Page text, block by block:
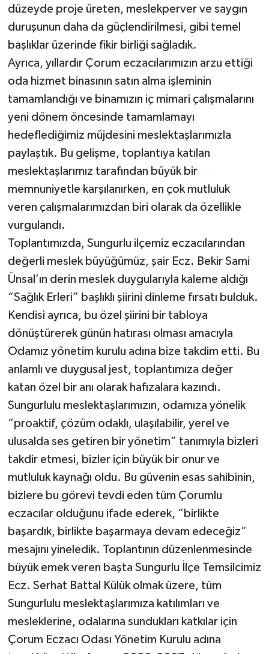
düzeyde proje üreten, meslekperver ve saygın
duruşunun daha da güçlendirilmesi, gibi temel
başlıklar üzerinde fikir birliği sağladık.
Ayrıca, yıllardır Çorum eczacılarımızın arzu ettiği
oda hizmet binasının satın alma işleminin
tamamlandığı ve binamızın iç mimari çalışmalarını
yeni dönem öncesinde tamamlamayı
hedeflediğimiz müjdesini meslektaşlarımızla
paylaştık. Bu gelişme, toplantıya katılan
meslektaşlarımız tarafından büyük bir
memnuniyetle karşılanırken, en çok mutluluk
veren çalışmalarımızdan biri olarak da özellikle
vurgulandı.
Toplantımızda, Sungurlu ilçemiz eczacılarından
değerli meslek büyüğümüz, şair Ecz. Bekir Sami
Ünsal’ın derin meslek duygularıyla kaleme aldığı
“Sağlık Erleri” başlıklı şiirini dinleme fırsatı bulduk.
Kendisi ayrıca, bu özel şiirini bir tabloya
dönüştürerek günün hatırası olması amacıyla
Odamız yönetim kurulu adına bize takdim etti. Bu
anlamlı ve duygusal jest, toplantımıza değer
katan özel bir anı olarak hafızalara kazındı.
Sungurlulu meslektaşlarımızın, odamıza yönelik
“proaktif, çözüm odaklı, ulaşılabilir, yerel ve
ulusalda ses getiren bir yönetim” tanımıyla bizleri
takdir etmesi, bizler için büyük bir onur ve
mutluluk kaynağı oldu. Bu güvenin esas sahibinin,
bizlere bu görevi tevdi eden tüm Çorumlu
eczacılar olduğunu ifade ederek, “birlikte
başardık, birlikte başarmaya devam edeceğiz”
mesajını yineledik. Toplantının düzenlenmesinde
büyük emek veren başta Sungurlu İlçe Temsilcimiz
Ecz. Serhat Battal Külük olmak üzere, tüm
Sungurlulu meslektaşlarımıza katılımları ve
mesleklerine, odalarına sundukları katkılar için
Çorum Eczacı Odası Yönetim Kurulu adına